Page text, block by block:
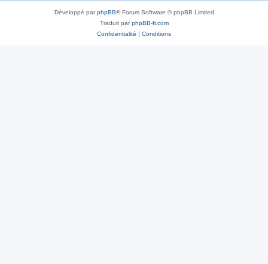
Développé parphpBB® Forum Software © phpBB Limited
Traduit parphpBB-fr.com
Confidentialité | Conditions